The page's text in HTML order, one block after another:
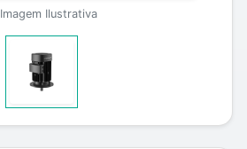
Imagem Ilustrativa